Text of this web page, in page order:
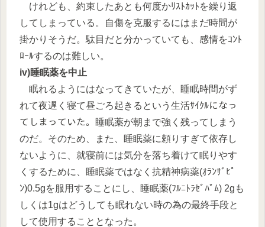
けれども、約束したあとも何度かﾘｽﾄｶｯﾄを繰り返
してしまっている。自傷を克服するにはまだ時間が
掛かりそうだ。駄目だと分かっていても、感情をｺﾝﾄ
ﾛｰﾙするのは難しい。
iv)睡眠薬を中止
眠れるようにはなってきていたが、睡眠時間がず
れて夜遅く寝て昼ごろ起きるという生活ｻｲｸﾙになっ
てしまっていた。睡眠薬が朝まで強く残ってしまう
のだ。そのため、また、睡眠薬に頼りすぎて依存し
ないように、就寝前には気分を落ち着けて眠りやす
くするために、睡眠薬ではなく抗精神病薬(ｵﾗﾝｻﾞﾋﾟ
ﾝ)0.5gを服用することにし、睡眠薬(ﾌﾙﾆﾄﾗｾﾞﾊﾟﾑ) 2gも
しくは1gはどうしても眠れない時の為の最終手段と
して使用することとなった。